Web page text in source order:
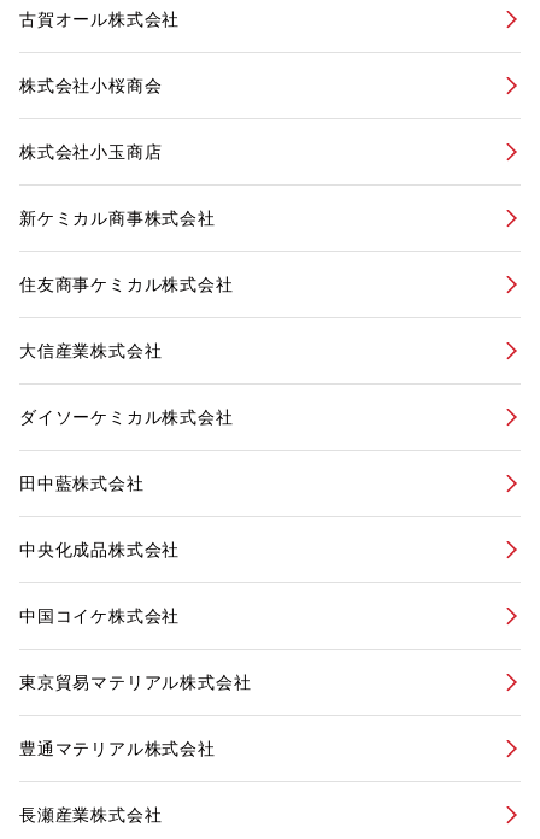
古賀オール株式会社
株式会社小桜商会
株式会社小玉商店
新ケミカル商事株式会社
住友商事ケミカル株式会社
大信産業株式会社
ダイソーケミカル株式会社
田中藍株式会社
中央化成品株式会社
中国コイケ株式会社
東京貿易マテリアル株式会社
豊通マテリアル株式会社
長瀬産業株式会社